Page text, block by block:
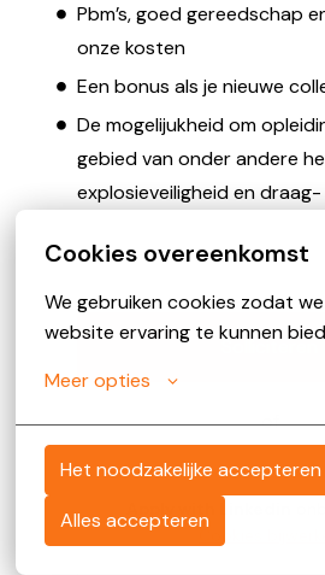
Cookies overeenkomst
We gebruiken cookies zodat
website ervaring te kunnen
Meer opties
Het noodzakelijke accepteren
Alles accepteren
Pbm’s, goed gereedschap
onze kosten
Een bonus als je nieuwe
De mogelijukheid om
gebied van onder andere
explosieveiligheid en
Solliciteren
of